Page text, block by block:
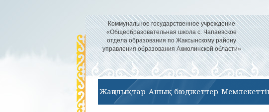
Коммунальное государственное учреждение
«Общеобразовательная школа с. Чапаевское
отдела образования по Жаксынскому району
управления образования Акмолинской области»
Жаңалықтар Ашық бюджеттер